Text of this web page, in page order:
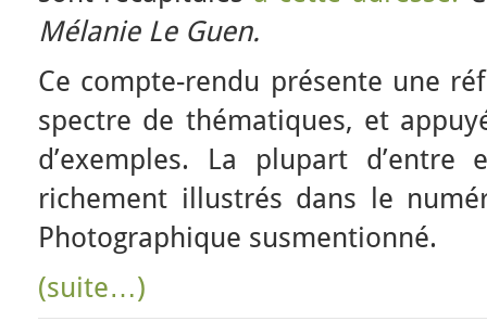
Mélanie Le Guen.
Ce compte-rendu présente une
spectre de thématiques, et
d’exemples. La plupart d’entre
richement illustrés dans le
Photographique susmentionné.
(suite…)